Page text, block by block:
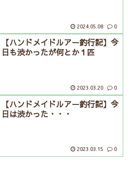
2024.05.08 0
【ハンドメイドルアー釣行記】今
日も渋かったが何とか１匹
2023.03.20 0
【ハンドメイドルアー釣行記】今
日は渋かった・・・
2023.03.15 0